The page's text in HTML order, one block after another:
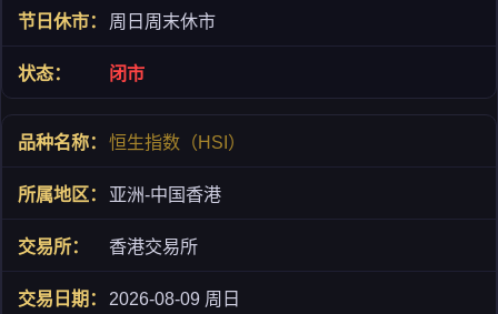
周日周末休市
闭市
恒生指数（HSI）
亚洲-中国香港
香港交易所
2026-08-09 周日